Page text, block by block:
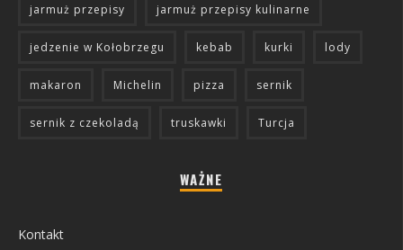
jarmuż przepisy jarmuż przepisy kulinarne
jedzenie w Kołobrzegu kebab kurki lody
makaron Michelin pizza sernik
sernik z czekoladą truskawki Turcja
WAŻNE
Kontakt